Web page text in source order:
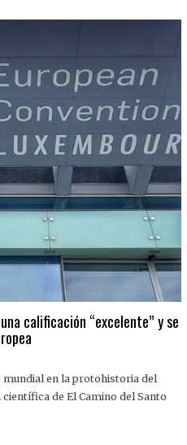
calificación “excelente” y se
mundial en la protohistoria del
de El Camino del Santo